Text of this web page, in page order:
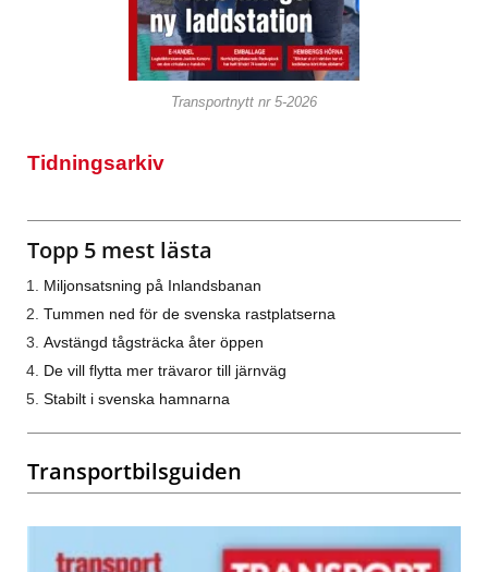
Transportnytt nr 5-2026
Tidningsarkiv
Topp 5 mest lästa
Miljonsatsning på Inlandsbanan
Tummen ned för de svenska rastplatserna
Avstängd tågsträcka åter öppen
De vill flytta mer trävaror till järnväg
Stabilt i svenska hamnarna
Transportbilsguiden